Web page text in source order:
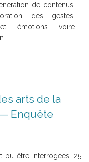
de contenus,
des gestes,
et émotions voire
arts de la
Enquête
pu être interrogées, 25